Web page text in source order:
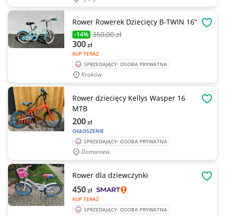
Rower Rowerek Dziecięcy B-TWIN 16”
-14% 350,00 zł
KUP TERAZ
300zł
SPRZEDAJĄCY: OSOBA PRYWATNA
Kraków
Rower dziecięcy Kellys Wasper 16
MTB
OGŁOSZENIE
200zł
SPRZEDAJĄCY: OSOBA PRYWATNA
Domaniew
Rower dla dziewczynki
KUP TERAZ
450zł
SPRZEDAJĄCY: OSOBA PRYWATNA